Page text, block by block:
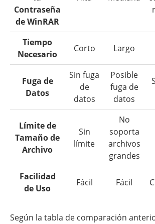
Contraseña
de WinRAR
Tiempo
Necesario
Corto Largo
Fuga de
Datos
Sin fuga
de
datos
Posible
fuga de
datos
Límite de
Tamaño de
Archivo
Sin
límite
No
soporta
archivos
grandes
Facilidad
de Uso
Fácil Fácil
Según la tabla de comparación